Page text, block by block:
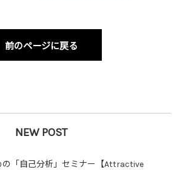
前のページに戻る
NEW POST
の「自己分析」セミナー【Attractive